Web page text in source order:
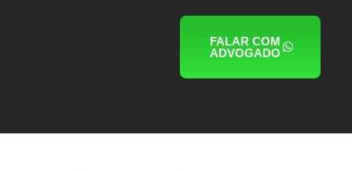
FALAR COM
ADVOGADO